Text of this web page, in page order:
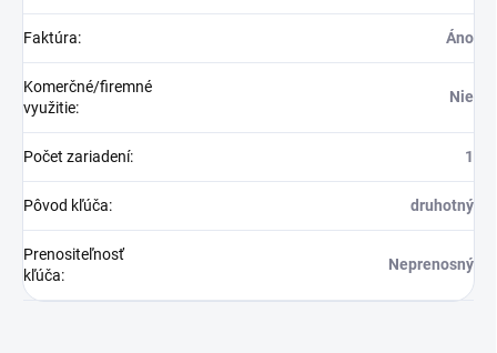
Faktúra: Áno
Komerčné/firemné
využitie:
Nie
Počet zariadení: 1
Pôvod kľúča: druhotný
Prenositeľnosť
kľúča:
Neprenosný